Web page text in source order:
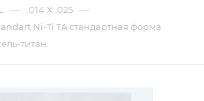
— .014 X .025 —
Ni-Ti TA стандартная форма
титан